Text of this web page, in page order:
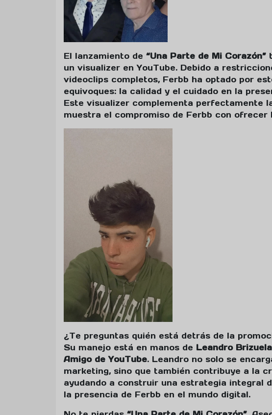
El lanzamiento de “Una Parte de Mi Corazón”
un visualizer en YouTube. Debido a
videoclips completos, Ferbb ha optado por
equivoques: la calidad y el cuidado en la
Este visualizer complementa perfectamente
muestra el compromiso de Ferbb con ofrecer
¿Te preguntas quién está detrás de la
Su manejo está en manos de Leandro Brizuela
Amigo de YouTube. Leandro no solo se
marketing, sino que también contribuye a la
ayudando a construir una estrategia integral
la presencia de Ferbb en el mundo digital.